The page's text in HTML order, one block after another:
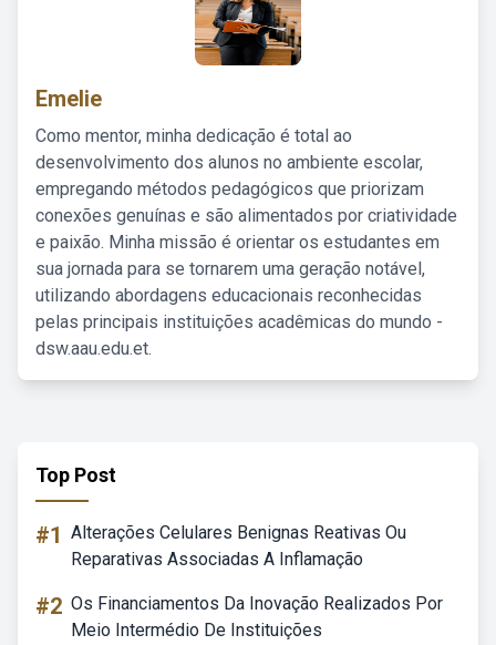
Emelie
Como mentor, minha dedicação é total ao
desenvolvimento dos alunos no ambiente escolar,
empregando métodos pedagógicos que priorizam
conexões genuínas e são alimentados por criatividade
e paixão. Minha missão é orientar os estudantes em
sua jornada para se tornarem uma geração notável,
utilizando abordagens educacionais reconhecidas
pelas principais instituições acadêmicas do mundo -
dsw.aau.edu.et.
Top Post
#1 Alterações Celulares Benignas Reativas Ou
Reparativas Associadas A Inflamação
#2 Os Financiamentos Da Inovação Realizados Por
Meio Intermédio De Instituições